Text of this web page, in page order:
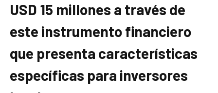
USD 15 millones a través de
este instrumento financiero
que presenta características
específicas para inversores